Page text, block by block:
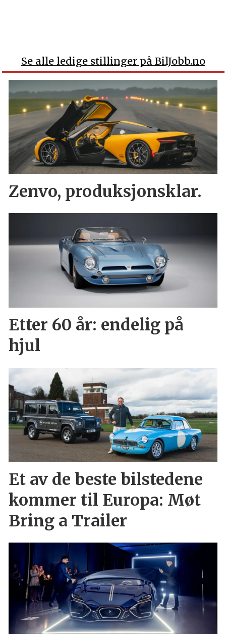
Se alle ledige stillinger på BilJobb.no
Zenvo, produksjonsklar.
Etter 60 år: endelig på
hjul
Et av de beste bilstedene
kommer til Europa: Møt
Bring a Trailer